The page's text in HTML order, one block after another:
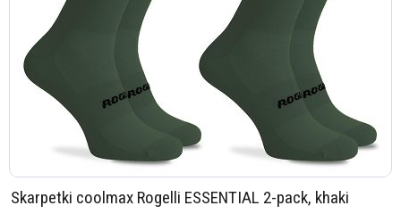
Skarpetki coolmax Rogelli ESSENTIAL 2-pack, khaki